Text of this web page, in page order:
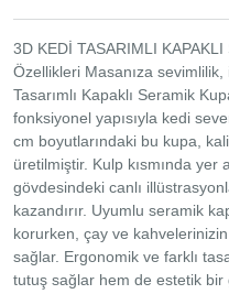
80
0534
302
80
68
info@alfamarketim.com
Mercan
Mah.
Tacirhane
Kazova
İş hanı
No:21 İç
Kapı No:
211 Fatih
3D KEDİ TASARIMLI
Özellikleri Masanıza
Tasarımlı Kapaklı Seramik
fonksiyonel yapısıyla kedi
cm boyutlarındaki bu kupa,
üretilmiştir. Kulp kısmında yer
gövdesindeki canlı
kazandırır. Uyumlu seramik
korurken, çay ve
sağlar. Ergonomik ve farklı
tutuş sağlar hem de estetik